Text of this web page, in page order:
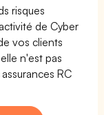
risques
de Cyber
vos clients
n'est pas
RC